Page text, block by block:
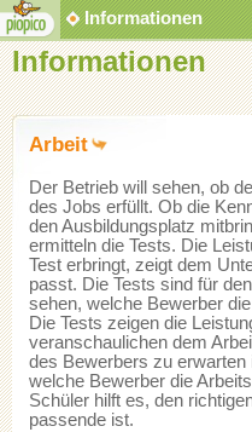
Informationen
Arbeit
Der Betrieb will sehen, ob
des Jobs erfüllt. Ob die
den Ausbildungsplatz
ermitteln die Tests. Die
Test erbringt, zeigt dem
passt. Die Tests sind für
sehen, welche Bewerber
Die Tests zeigen die
veranschaulichen dem
des Bewerbers zu erwarten
welche Bewerber die
Schüler hilft es, den
passende ist.
Informationen